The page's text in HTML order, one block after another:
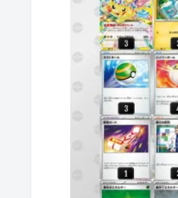
シャリタツ
ミロカロス
ラウドボー
ガケガニ＋
ガケガニ＋
ハピナスex